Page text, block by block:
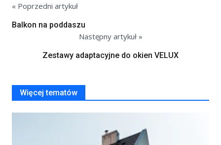
« Poprzedni artykuł
Balkon na poddaszu
Następny artykuł »
Zestawy adaptacyjne do okien VELUX
Więcej tematów